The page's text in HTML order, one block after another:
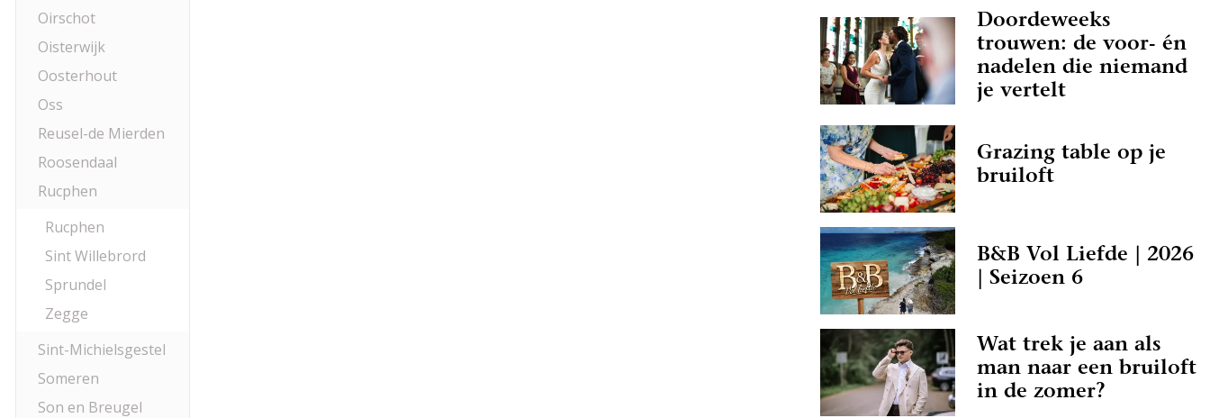
Oirschot
Oisterwijk
Oosterhout
Oss
Reusel-de Mierden
Roosendaal
Rucphen
Rucphen
Sint Willebrord
Sprundel
Zegge
Sint-Michielsgestel
Someren
Son en Breugel
Doordeweeks
trouwen: de voor- én
nadelen die niemand
je vertelt
Grazing table op je
bruiloft
B&B Vol Liefde | 2026
| Seizoen 6
Wat trek je aan als
man naar een bruiloft
in de zomer?